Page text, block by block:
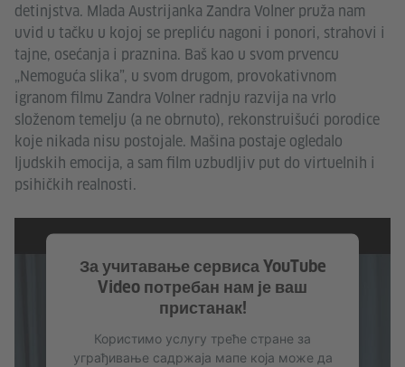
detinjstva. Mlada Austrijanka Zandra Volner pruža nam
uvid u tačku u kojoj se prepliću nagoni i ponori, strahovi i
tajne, osećanja i praznina. Baš kao u svom prvencu
„Nemoguća slika”, u svom drugom, provokativnom
igranom filmu Zandra Volner radnju razvija na vrlo
složenom temelju (a ne obrnuto), rekonstruišući porodice
koje nikada nisu postojale. Mašina postaje ogledalo
ljudskih emocija, a sam film uzbudljiv put do virtuelnih i
psihičkih realnosti.
За учитавање сервиса YouTube
Video потребан нам је ваш
пристанак!
Користимо услугу треће стране за
уграђивање садржаја мапе која може да